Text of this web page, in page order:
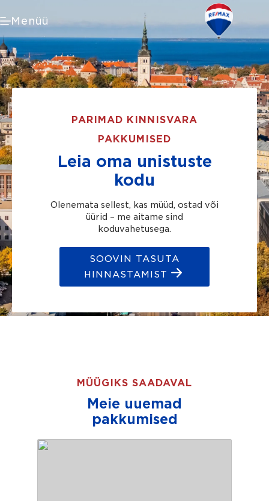
to
content
Menüü
PARIMAD KINNISVARA
PAKKUMISED
Leia oma unistuste
kodu
Olenemata sellest, kas müüd, ostad või
üürid – me aitame sind
koduvahetusega.
SOOVIN TASUTA
HINNASTAMIST
MÜÜGIKS SAADAVAL
Meie uuemad
pakkumised